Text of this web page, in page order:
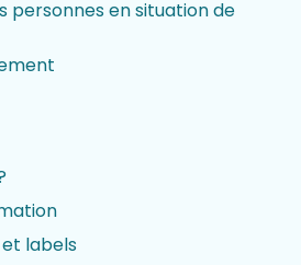
personnes en situation de
labels